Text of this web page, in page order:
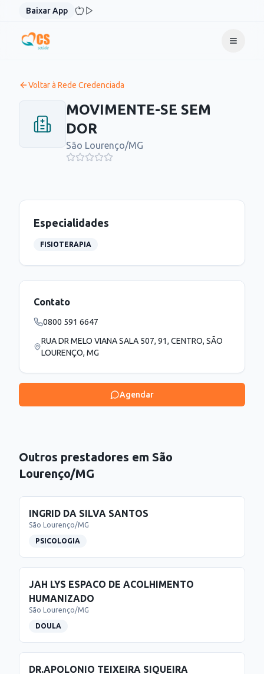
Pular para o conteúdo
Baixar App
Voltar à Rede Credenciada
MOVIMENTE-SE SEM
DOR
São Lourenço/MG
Especialidades
FISIOTERAPIA
Contato
0800 591 6647
RUA DR MELO VIANA SALA 507, 91, CENTRO, SÃO
LOURENÇO, MG
Agendar
Outros prestadores em São
Lourenço/MG
INGRID DA SILVA SANTOS
São Lourenço/MG
PSICOLOGIA
JAH LYS ESPACO DE ACOLHIMENTO
HUMANIZADO
São Lourenço/MG
DOULA
DR.APOLONIO TEIXEIRA SIQUEIRA